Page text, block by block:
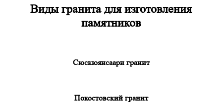
Виды гранита для изготовления
памятников
Сюскюянсаари гранит
Покостовский гранит